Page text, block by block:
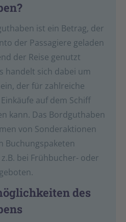
ist ein Betrag, der
der Passagiere geladen
der Reise genutzt
handelt sich dabei um
der für zahlreiche
auf dem Schiff
kann. Das Bordguthaben
von Sonderaktionen
Buchungspaketen
bei Frühbucher- oder
des